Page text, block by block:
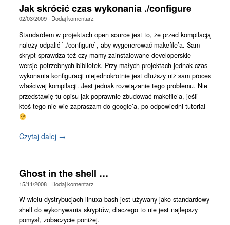
Kontakt
Jak skrócić czas wykonania ./configure
02/03/2009· Dodaj komentarz
Standardem w projektach open source jest to, że przed kompilacją
należy odpalić `./configure`, aby wygenerować makefile’a. Sam
skrypt sprawdza też czy mamy zainstalowane developerskie
wersje potrzebnych bibliotek. Przy małych projektach jednak czas
wykonania konfiguracji niejednokrotnie jest dłuższy niż sam proces
właściwej kompilacji. Jest jednak rozwiązanie tego problemu. Nie
przedstawię tu opisu jak poprawnie zbudować makefile’a, jeśli
ktoś tego nie wie zapraszam do google’a, po odpowiedni tutorial
Czytaj dalej →
Ghost in the shell …
15/11/2008· Dodaj komentarz
W wielu dystrybucjach linuxa bash jest używany jako standardowy
shell do wykonywania skryptów, dlaczego to nie jest najlepszy
pomysł, zobaczycie poniżej.